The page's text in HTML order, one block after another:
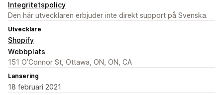
Integritetspolicy
Den här utvecklaren erbjuder inte direkt support på Svenska.
Utvecklare
Shopify
Webbplats
151 O’Connor St, Ottawa, ON, ON, CA
Lansering
18 februari 2021